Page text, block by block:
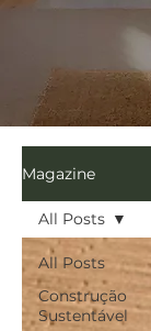
Magazine
All Posts
Construção
Sustentável
All Posts